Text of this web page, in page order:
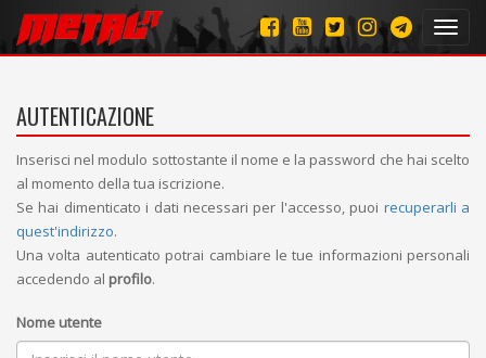
AUTENTICAZIONE
Inserisci nel modulo sottostante il nome e la password che hai scelto
al momento della tua iscrizione.
Se hai dimenticato i dati necessari per l'accesso, puoi recuperarli a
quest'indirizzo.
Una volta autenticato potrai cambiare le tue informazioni personali
accedendo al profilo.
Nome utente